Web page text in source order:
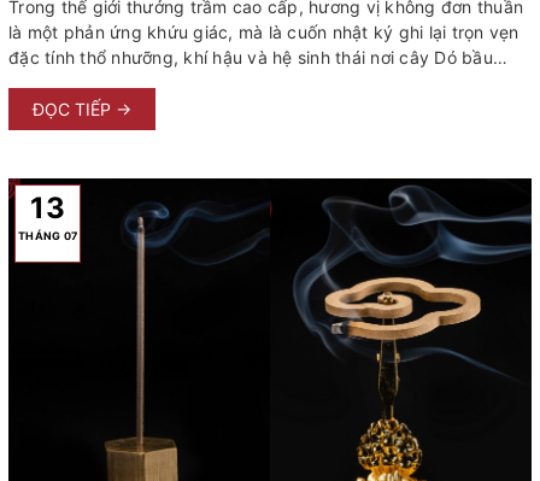
Trong thế giới thưởng trầm cao cấp, hương vị không đơn thuần
là một phản ứng khứu giác, mà là cuốn nhật ký ghi lại trọn vẹn
đặc tính thổ nhưỡng, khí hậu và hệ sinh thái nơi cây Dó bầu
quá trình tụ trầm từ những tổn thương, nhưng trầm hương sinh
ra từ dải đất miền Trung Việt Nam lại mang một diện mạo hoàn
Indonesia hay Brunei. Sự khác biệt này tạo nên hai trường phái
thưởng ...
ĐỌC TIẾP →
13
THÁNG 07